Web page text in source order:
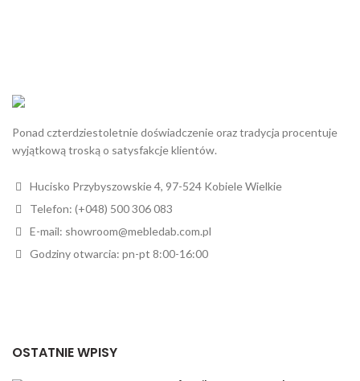
Ponad czterdziestoletnie doświadczenie oraz tradycja procentuje
wyjątkową troską o satysfakcje klientów.
Hucisko Przybyszowskie 4, 97-524 Kobiele Wielkie
Telefon: (+048) 500 306 083
E-mail: showroom@mebledab.com.pl
Godziny otwarcia: pn-pt 8:00-16:00
OSTATNIE WPISY